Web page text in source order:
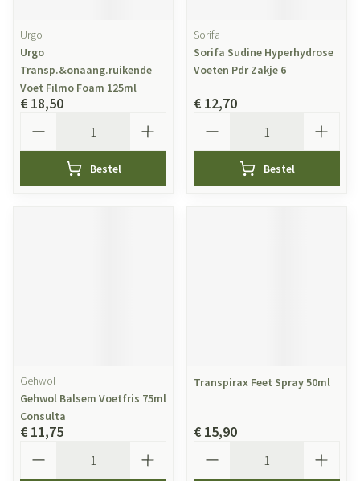
Urgo
Urgo
Transp.&onaang.ruikende
Voet Filmo Foam 125ml
€ 18,50
Bestel
Sorifa
Sorifa Sudine Hyperhydrose
Voeten Pdr Zakje 6
€ 12,70
Bestel
Gehwol
Gehwol Balsem Voetfris 75ml
Consulta
€ 11,75
Transpirax Feet Spray 50ml
€ 15,90